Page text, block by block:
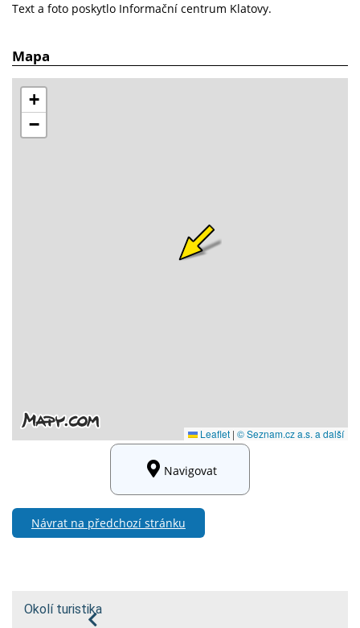
Text a foto poskytlo Informační centrum Klatovy.
Mapa
Navigovat
Návrat na předchozí stránku
Okolí turistika